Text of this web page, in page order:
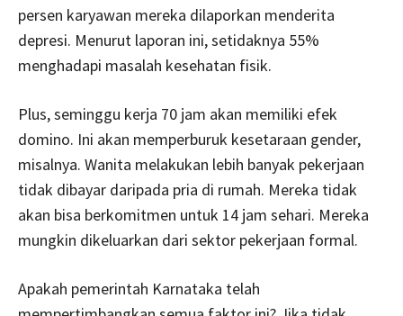
persen karyawan mereka dilaporkan menderita
depresi. Menurut laporan ini, setidaknya 55%
menghadapi masalah kesehatan fisik.
Plus, seminggu kerja 70 jam akan memiliki efek
domino. Ini akan memperburuk kesetaraan gender,
misalnya. Wanita melakukan lebih banyak pekerjaan
tidak dibayar daripada pria di rumah. Mereka tidak
akan bisa berkomitmen untuk 14 jam sehari. Mereka
mungkin dikeluarkan dari sektor pekerjaan formal.
Apakah pemerintah Karnataka telah